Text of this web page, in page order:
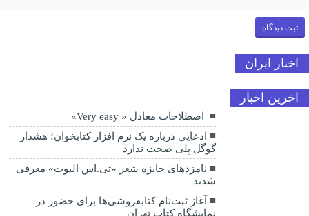
اخبار ایران
اخرین اخبار
اصطلاحات معادل « Very easy»
ادعایی درباره یک نرم افزار کتابخوان؛ هشدار
گوگل پلی صحت ندارد
نامزدهای جایزه شعر «تی.اس الیوت» معرفی
شدند
آغاز ثبت‌نام کتابفروشی‌ها برای حضور در
نمایشگاه کتاب تهران